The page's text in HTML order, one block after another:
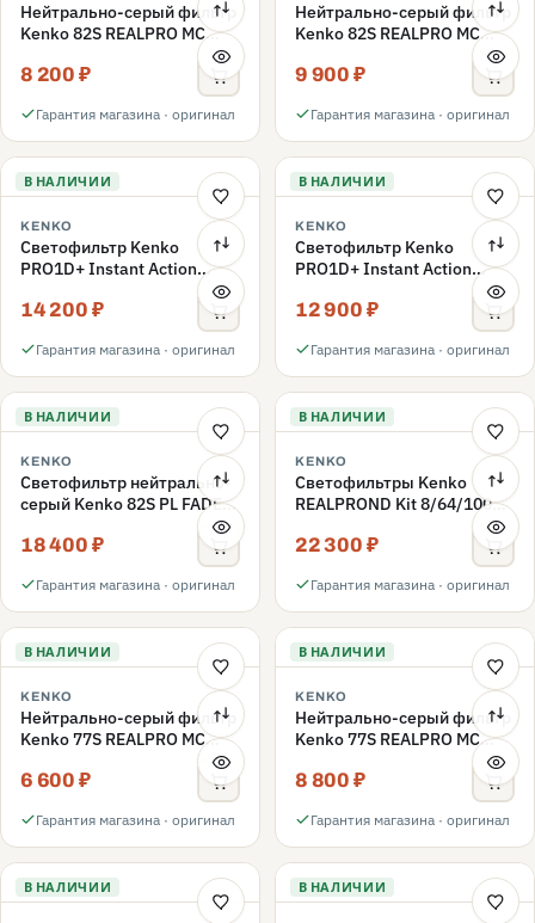
Нейтрально-серый фильтр
Kenko 82S REALPRO MC
8 200 ₽
Гарантия магазина · оригинал
Нейтрально-серый фильтр
Kenko 82S REALPRO MC
9 900 ₽
Гарантия магазина · оригинал
В НАЛИЧИИ
KENKO
Светофильтр Kenko
PRO1D+ Instant Action
Variable NDX3-450+C-PLS
переменной плотности
14 200 ₽
Гарантия магазина · оригинал
В НАЛИЧИИ
KENKO
Светофильтр Kenko
PRO1D+ Instant Action
Variable NDX3-450+C-PL
переменной плотности
12 900 ₽
Гарантия магазина · оригинал
В НАЛИЧИИ
KENKO
Светофильтр нейтрально-
серый Kenko 82S PL FADER
с переменной плотностью
ND3-ND400 82mm
18 400 ₽
Гарантия магазина · оригинал
В НАЛИЧИИ
KENKO
Светофильтры Kenko
REALPROND Kit 8/64/1000
22 300 ₽
Гарантия магазина · оригинал
В НАЛИЧИИ
KENKO
Нейтрально-серый фильтр
Kenko 77S REALPRO MC
6 600 ₽
Гарантия магазина · оригинал
В НАЛИЧИИ
KENKO
Нейтрально-серый фильтр
Kenko 77S REALPRO MC
8 800 ₽
Гарантия магазина · оригинал
В НАЛИЧИИ В НАЛИЧИИ